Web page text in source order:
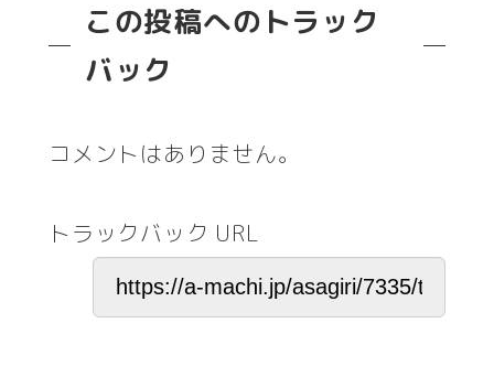
この投稿へのトラック
バック
コメントはありません。
トラックバック URL